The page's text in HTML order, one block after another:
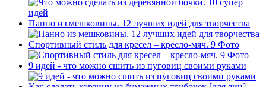
Панно из мешковины. 12 лучших идей для творчества
Спортивный стиль для кресел – кресло-мяч. 9 Фото
9 идей - что можно сшить из пуговиц своими руками